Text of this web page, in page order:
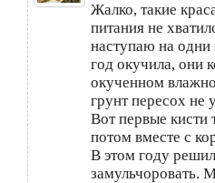
Жалко, такие
питания не
наступаю на
год окучила, они
окученном
грунт пересох не
Вот первые кисти
потом вместе с
В этом году
замульчоровать.